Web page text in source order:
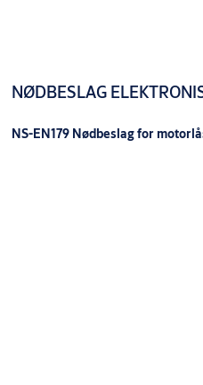
NØDBESLAG
NS-EN179 Nødbeslag for